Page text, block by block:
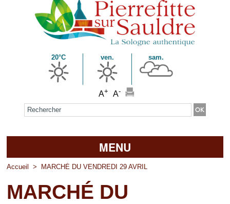
20°C ven. sam.
A+ A-
Formulaire de recherche
MENU
Accueil
La mairie
Accueil > MARCHÉ DU VENDREDI 29 AVRIL
MARCHÉ DU